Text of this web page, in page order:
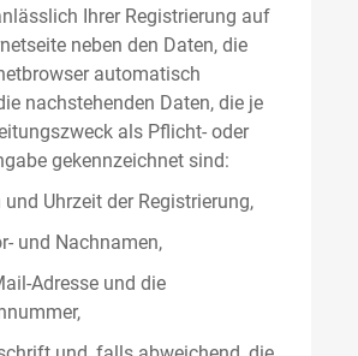
Ihrer Registrierung auf
neben den Daten, die
automatisch
nachstehenden Daten, die je
als Pflicht- oder
gekennzeichnet sind:
Uhrzeit der Registrierung,
und Nachnamen,
Adresse und die